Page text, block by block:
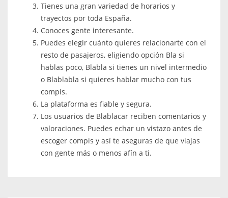
Tienes una gran variedad de horarios y
trayectos por toda España.
Conoces gente interesante.
Puedes elegir cuánto quieres relacionarte con el
resto de pasajeros, eligiendo opción Bla si
hablas poco, Blabla si tienes un nivel intermedio
o Blablabla si quieres hablar mucho con tus
compis.
La plataforma es fiable y segura.
Los usuarios de Blablacar reciben comentarios y
valoraciones. Puedes echar un vistazo antes de
escoger compis y así te aseguras de que viajas
con gente más o menos afín a ti.